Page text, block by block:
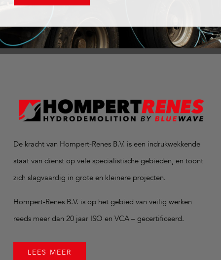
De kracht van Hompert-Renes B.V. is een indrukwekkende
staat van dienst op vele specialistische gebieden, en toont
zich slagvaardig in grote en kleinere projecten.
Hompert-Renes B.V. is op het gebied van veilig werken
reeds meer dan 20 jaar ISO en VCA – gecertificeerd.
LEES MEER